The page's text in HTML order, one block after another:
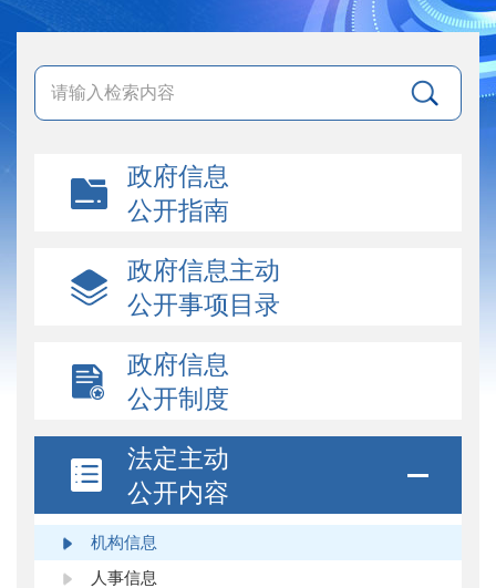
政府信息
公开指南
政府信息主动
公开事项目录
政府信息
公开制度
法定主动
公开内容
机构信息
人事信息